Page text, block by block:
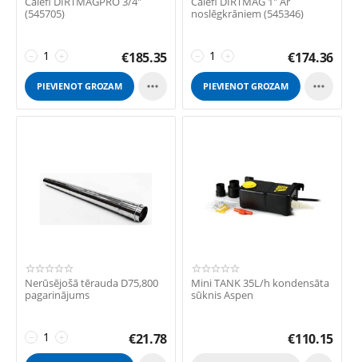
(545705)
+
− €185.35
PIEVIENOT GROZAM 
noslēgkrāniem (545346)
+
− €174.36
PIEVIENOT GROZAM 
Nerūsējošā tērauda D75,800
pagarinājums
+
− €21.78
Mini TANK 35L/h kondensāta
sūknis Aspen
€110.15